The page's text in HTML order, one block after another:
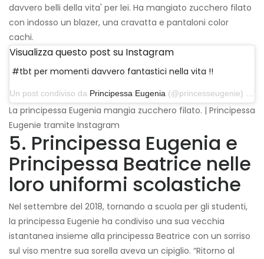
davvero belli della vita' per lei. Ha mangiato zucchero filato
con indosso un blazer, una cravatta e pantaloni color
cachi.
Visualizza questo post su Instagram
#tbt per momenti davvero fantastici nella vita !!
Un post condiviso da Principessa Eugenia (@princesseugenie) il 13 settembre 2018 alle 8:59 PDT
La principessa Eugenia mangia zucchero filato. | Principessa
Eugenie tramite Instagram
5. Principessa Eugenia e
Principessa Beatrice nelle
loro uniformi scolastiche
Nel settembre del 2018, tornando a scuola per gli studenti,
la principessa Eugenie ha condiviso una sua vecchia
istantanea insieme alla principessa Beatrice con un sorriso
sul viso mentre sua sorella aveva un cipiglio. “Ritorno al